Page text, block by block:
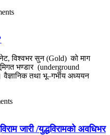
विश्वभर सुन (Gold) को माग
भण्डार (underground
वैज्ञानिक तथा भू–गर्भीय अध्ययन
जारी /युद्धविरामको अवधिभर